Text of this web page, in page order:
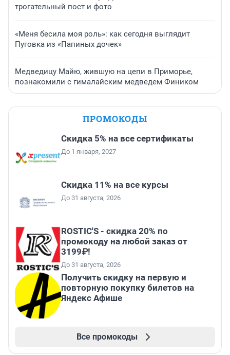
трогательный пост и фото
«Меня бесила моя роль»: как сегодня выглядит
Пуговка из «Папиных дочек»
Медведицу Майю, жившую на цепи в Приморье,
познакомили с гималайским медведем Фиником
ПРОМОКОДЫ
Скидка 5% на все сертификаты
До 1 января, 2027
Скидка 11% на все курсы
До 31 августа, 2026
ROSTIC'S - скидка 20% по
промокоду на любой заказ от
3199₽!
До 31 августа, 2026
Получить скидку на первую и
повторную покупку билетов на
Яндекс Афише
Все промокоды